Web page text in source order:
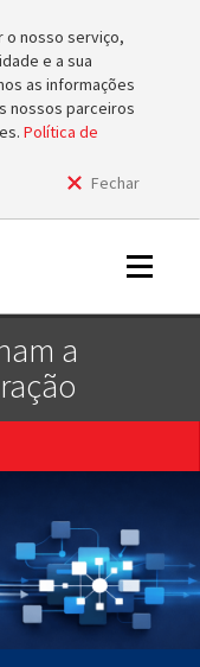
o nosso serviço,
e a sua
as informações
nossos parceiros
Política de
Fechar
Toggle
a